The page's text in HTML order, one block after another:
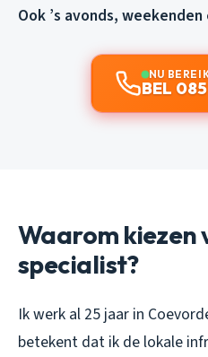
Ook ’s avonds,
NU
BEL
Waarom kiezen
specialist?
Ik werk al 25 jaar in
betekent dat ik de lokale